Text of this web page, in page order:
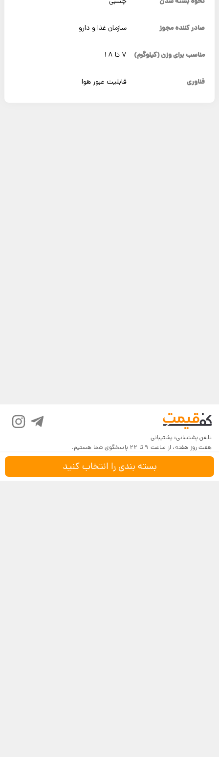
بسته بندی را انتخاب کنید
صادر کننده مجوز سازمان غذا و دارو
مناسب برای وزن (کیلوگرم) 7 تا 18
فناوری قابلیت عبور هوا
تلفن پشتیبانی: پشتیبانی
هفت روز هفته، از ساعت 9 تا 22 پاسخگوی شما هستیم.
شرایط و قوانین